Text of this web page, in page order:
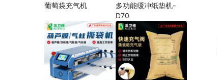
葡萄袋充气机
多功能缓冲纸垫机-
D70